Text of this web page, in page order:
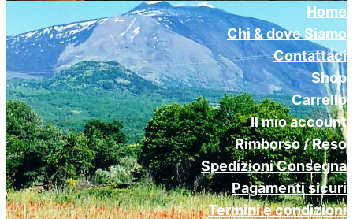
Home
Chi & dove Siamo
Contattaci
Shop
Carrello
Il mio account
Rimborso / Reso
Spedizioni Consegna
Pagamenti sicuri
Termini e condizioni